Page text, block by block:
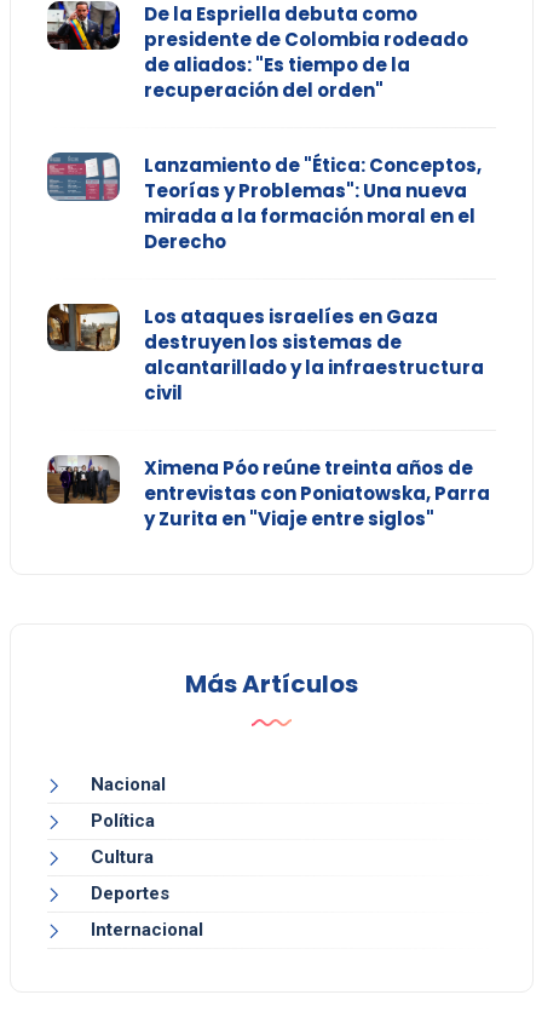
De la Espriella debuta como
presidente de Colombia rodeado
de aliados: "Es tiempo de la
recuperación del orden"
Lanzamiento de "Ética: Conceptos,
Teorías y Problemas": Una nueva
mirada a la formación moral en el
Derecho
Los ataques israelíes en Gaza
destruyen los sistemas de
alcantarillado y la infraestructura
civil
Ximena Póo reúne treinta años de
entrevistas con Poniatowska, Parra
y Zurita en "Viaje entre siglos"
Más Artículos
Nacional
Política
Cultura
Deportes
Internacional